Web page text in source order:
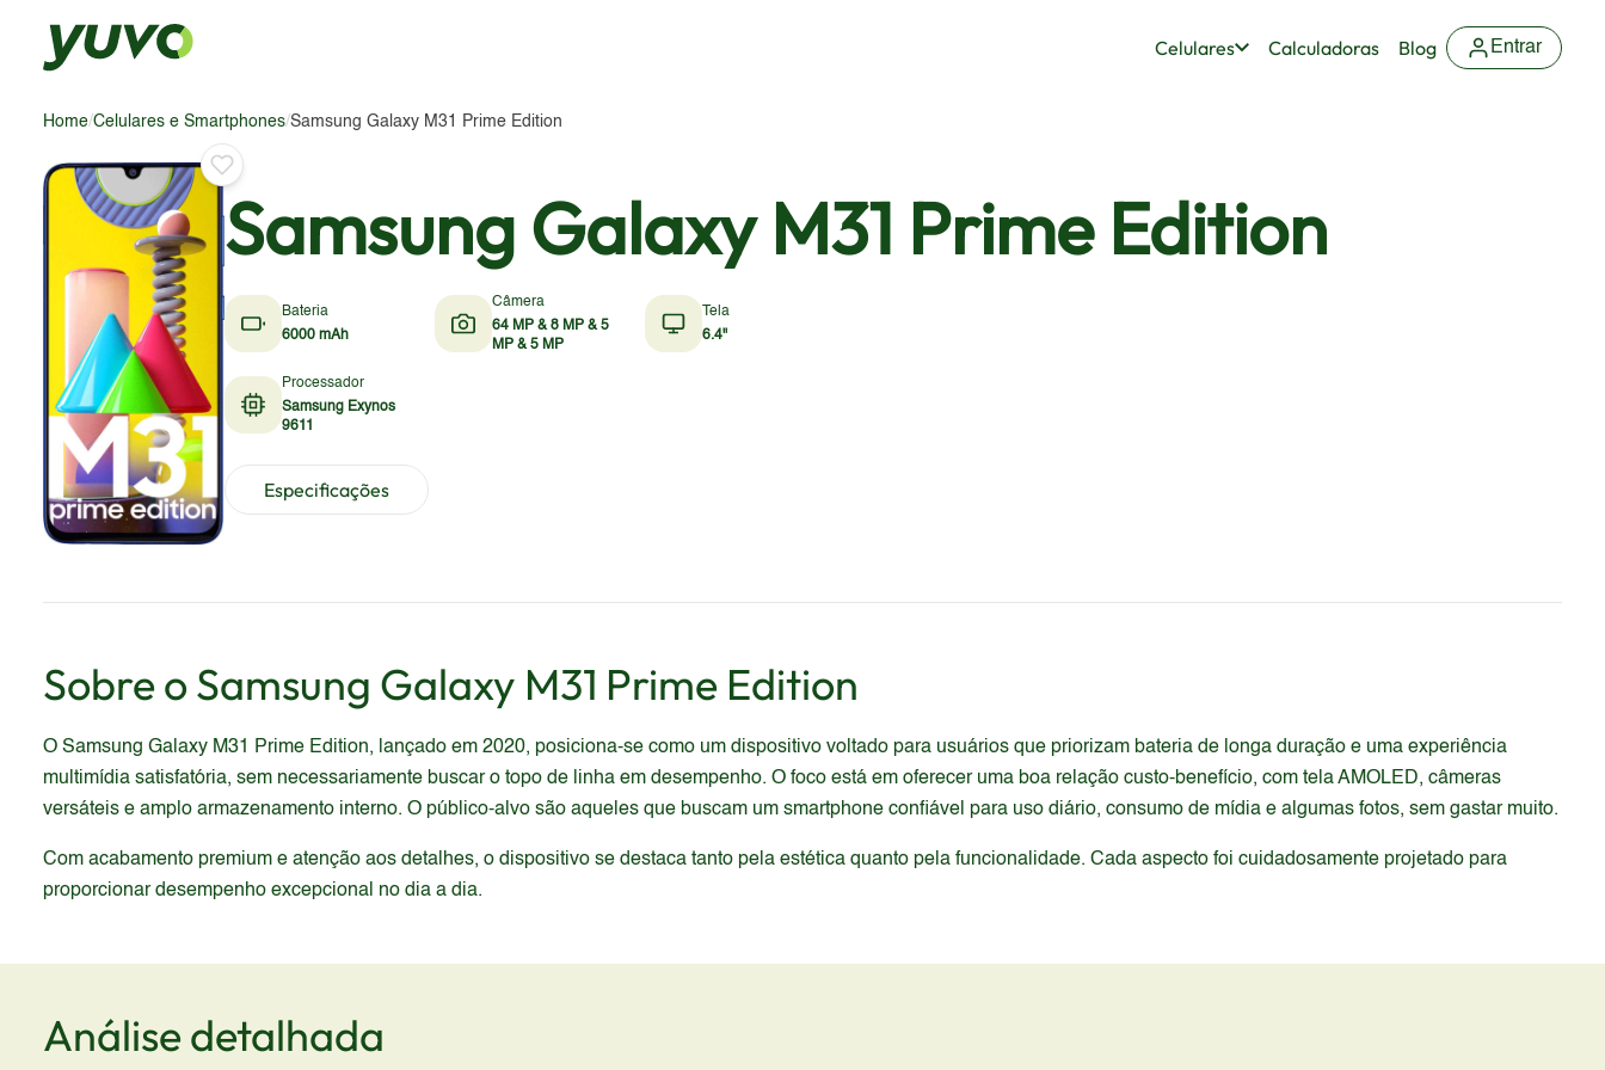
Celulares Calculadoras Blog Entrar
Home/Celulares e Smartphones/Samsung Galaxy M31 Prime Edition
Samsung Galaxy M31 Prime Edition
Bateria
6000 mAh
Câmera
64 MP & 8 MP & 5
MP & 5 MP
Tela
6.4"
Processador
Samsung Exynos
9611
Especificações
Sobre o Samsung Galaxy M31 Prime Edition
O Samsung Galaxy M31 Prime Edition, lançado em 2020, posiciona-se como um dispositivo voltado para usuários que priorizam bateria de longa duração e uma experiência
multimídia satisfatória, sem necessariamente buscar o topo de linha em desempenho. O foco está em oferecer uma boa relação custo-benefício, com tela AMOLED, câmeras
versáteis e amplo armazenamento interno. O público-alvo são aqueles que buscam um smartphone confiável para uso diário, consumo de mídia e algumas fotos, sem gastar muito.
Com acabamento premium e atenção aos detalhes, o dispositivo se destaca tanto pela estética quanto pela funcionalidade. Cada aspecto foi cuidadosamente projetado para
proporcionar desempenho excepcional no dia a dia.
Análise detalhada